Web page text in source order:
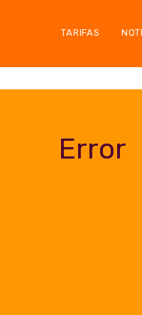
TARIFAS
Error